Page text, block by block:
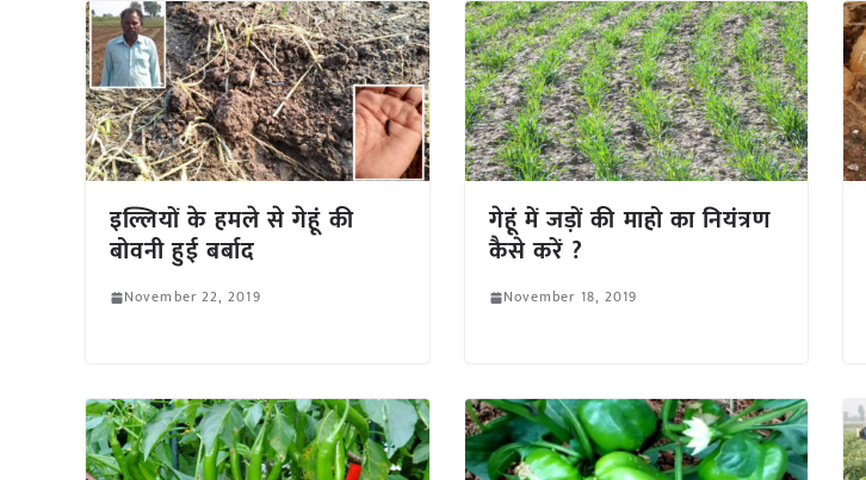
इल्लियों के हमले से गेहूं की
बोवनी हुई बर्बाद
November 22, 2019
गेहूं में जड़ों की माहो का नियंत्रण
कैसे करें ?
November 18, 2019